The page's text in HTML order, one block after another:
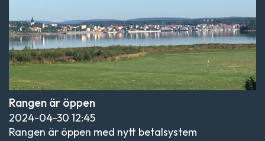
Rangen är öppen
2024-04-30 12:45
Rangen är öppen med nytt betalsystem